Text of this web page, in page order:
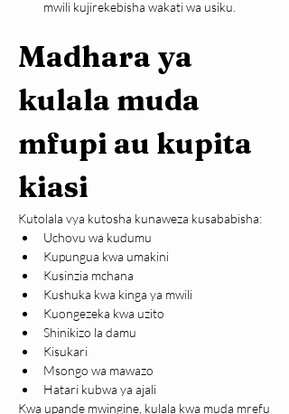
mwili kujirekebisha wakati wa usiku.
Madhara ya
kulala muda
mfupi au kupita
kiasi
Kutolala vya kutosha kunaweza kusababisha:
Uchovu wa kudumu
Kupungua kwa umakini
Kusinzia mchana
Kushuka kwa kinga ya mwili
Kuongezeka kwa uzito
Shinikizo la damu
Kisukari
Msongo wa mawazo
Hatari kubwa ya ajali
Kwa upande mwingine, kulala kwa muda mrefu